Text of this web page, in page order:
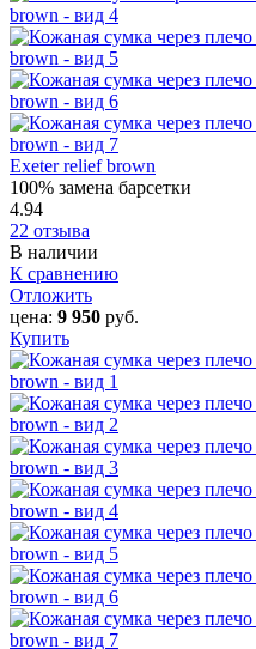
Exeter relief brown
100% замена барсетки
4.94
22 отзыва
В наличии
К сравнению
Отложить
цена: 9 950 руб.
Купить